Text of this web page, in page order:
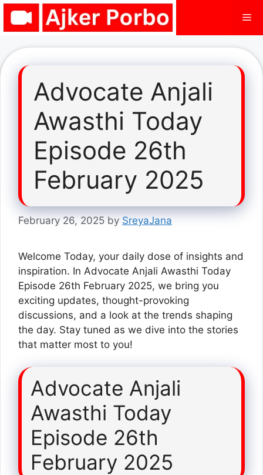
Skip
Advocate Anjali
Awasthi Today
Episode 26th
February 2025
February 26, 2025 by SreyaJana
Welcome Today, your daily dose of insights and
inspiration. In Advocate Anjali Awasthi Today
Episode 26th February 2025, we bring you
exciting updates, thought-provoking
discussions, and a look at the trends shaping
the day. Stay tuned as we dive into the stories
that matter most to you!
Advocate Anjali
Awasthi Today
Episode 26th
February 2025